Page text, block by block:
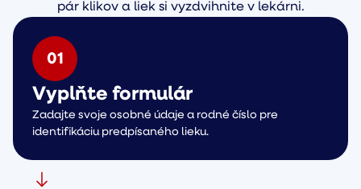
pár klikov a liek si vyzdvihnite v lekárni.
01
Vyplňte formulár
Zadajte svoje osobné údaje a rodné číslo pre
identifikáciu predpísaného lieku.